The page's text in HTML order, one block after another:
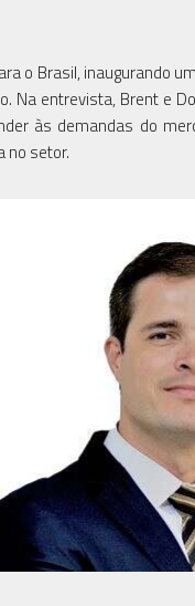
o Brasil, inaugurando
Na entrevista, Brent e
às demandas do
no setor.